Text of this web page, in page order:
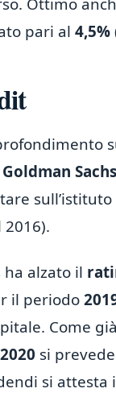
pari al 4,5%
Goldman Sachs
ha alzato il
il periodo
Come
2020 si
si attesta